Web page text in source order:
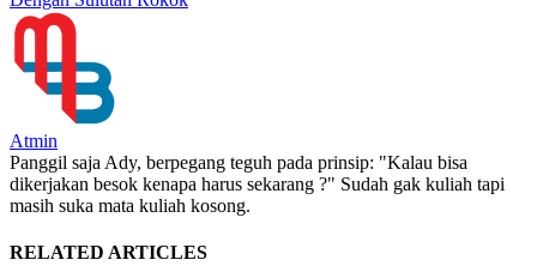
Atmin
Panggil saja Ady, berpegang teguh pada prinsip: "Kalau bisa
dikerjakan besok kenapa harus sekarang ?" Sudah gak kuliah tapi
masih suka mata kuliah kosong.
RELATED ARTICLES